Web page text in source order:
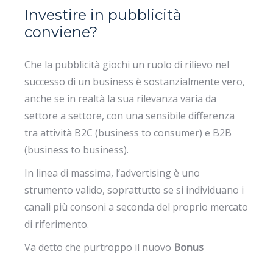
Investire in pubblicità
conviene?
Che la pubblicità giochi un ruolo di rilievo nel
successo di un business è sostanzialmente vero,
anche se in realtà la sua rilevanza varia da
settore a settore, con una sensibile differenza
tra attività B2C (business to consumer) e B2B
(business to business).
In linea di massima, l’advertising è uno
strumento valido, soprattutto se si individuano i
canali più consoni a seconda del proprio mercato
di riferimento.
Va detto che purtroppo il nuovo Bonus